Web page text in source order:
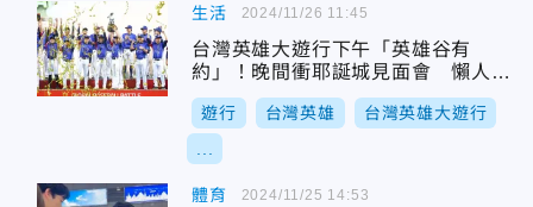
生活
台灣英雄大遊行下午「英雄谷有
約」！晚間衝耶誕城見面會 懶人包
快收
遊行 台灣英雄 台灣英雄大遊行
2024/11/26 11:45
體育 2024/11/25 14:53